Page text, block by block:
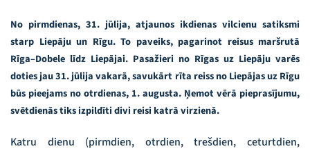
No pirmdienas, 31. jūlija, atjaunos ikdienas vilcienu satiksmi
starp Liepāju un Rīgu. To paveiks, pagarinot reisus maršrutā
Rīga–Dobele līdz Liepājai. Pasažieri no Rīgas uz Liepāju varēs
doties jau 31. jūlija vakarā, savukārt rīta reiss no Liepājas uz Rīgu
būs pieejams no otrdienas, 1. augusta. Ņemot vērā pieprasījumu,
svētdienās tiks izpildīti divi reisi katrā virzienā.
Katru dienu (pirmdien, otrdien, trešdien, ceturtdien,